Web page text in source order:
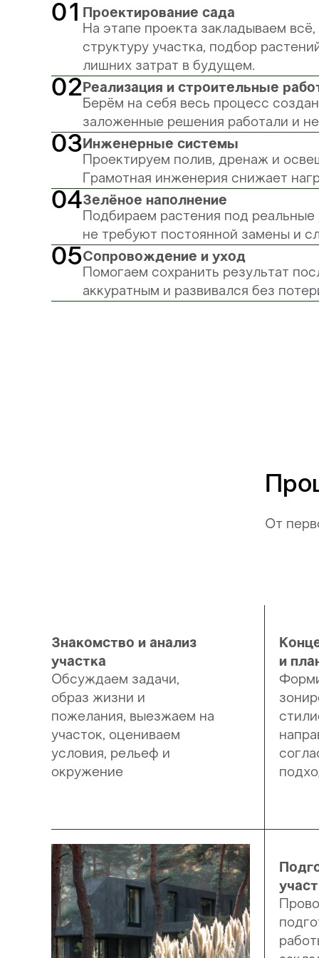
01 Проектирование сада
На этапе проекта закладываем
структуру участка, подбор
лишних затрат в будущем.
02 Реализация и строительные
Берём на себя весь процесс
заложенные решения работали и
03 Инженерные системы
Проектируем полив, дренаж и
Грамотная инженерия снижает
04Зелёное наполнение
Подбираем растения под
не требуют постоянной замены и
05Сопровождение и уход
Помогаем сохранить результат
аккуратным и развивался без
От
Знакомство и анализ
участка
Обсуждаем задачи,
образ жизни и
пожелания, выезжаем на
участок, оцениваем
условия, рельеф и
окружение
и